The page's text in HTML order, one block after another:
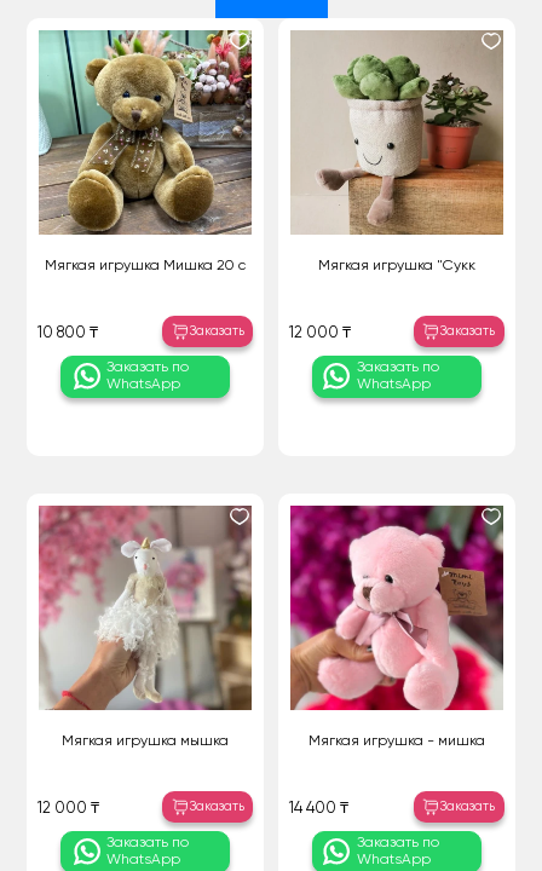
Мягкая игрушка Мишка 20 с
10 800 ₸ Заказать
Заказать по
WhatsApp
Мягкая игрушка "Сукк
12 000 ₸ Заказать
Заказать по
WhatsApp
Мягкая игрушка мышка
12 000 ₸ Заказать
Заказать по
WhatsApp
Мягкая игрушка - мишка
14 400 ₸ Заказать
Заказать по
WhatsApp